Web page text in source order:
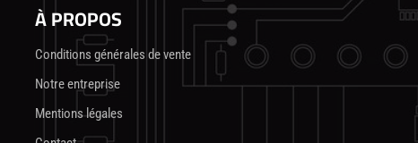
À PROPOS
Conditions générales de vente
Notre entreprise
Mentions légales